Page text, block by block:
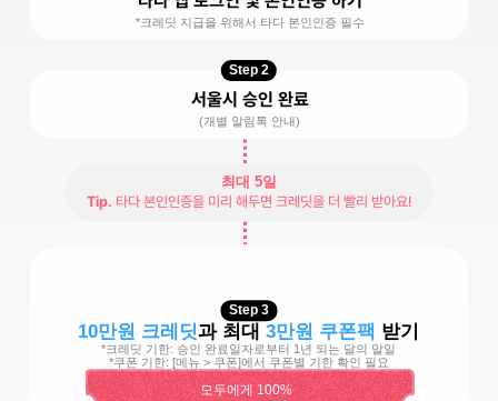
*크레딧 지급을 위해서 타다 본인인증 필수
서울시 승인 완료
(개별 알림톡 안내)
Step 2
최대 5일
Tip. 타다 본인인증을 미리 해두면 크레딧을 더 빨리 받아요!
Step 3
10만원 크레딧과 최대 3만원 쿠폰팩 받기
*크레딧 기한: 승인 완료일자로부터 1년 되는 달의 말일
*쿠폰 기한: [메뉴 > 쿠폰]에서 쿠폰별 기한 확인 필요
모두에게 100%